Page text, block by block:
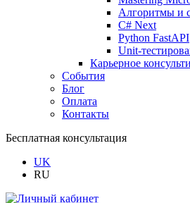
Алгоритмы и
C# Next
Python FastAPI
Unit-
Карьерное
События
Блог
Оплата
Контакты
Бесплатная консультация
UK
RU